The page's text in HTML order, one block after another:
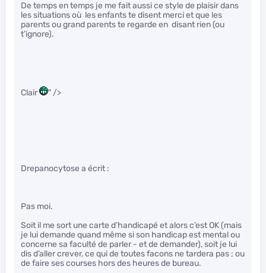
De temps en temps je me fait aussi ce style de plaisir dans
les situations où les enfants te disent merci et que les
parents ou grand parents te regarde en disant rien (ou
t’ignore).
Clair " />
Drepanocytose a écrit :
Pas moi.
Soit il me sort une carte d’handicapé et alors c’est OK (mais
je lui demande quand même si son handicap est mental ou
concerne sa faculté de parler - et de demander), soit je lui
dis d’aller crever, ce qui de toutes facons ne tardera pas ; ou
de faire ses courses hors des heures de bureau.